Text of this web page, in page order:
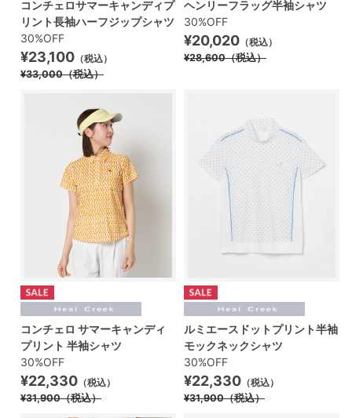
コンチェロサマーキャンディプ
リント長袖ハーフジップシャツ
30%OFF
¥23,100 （税込）
¥33,000（税込）
ヘンリーフラッグ半袖シャツ
30%OFF
¥20,020 （税込）
¥28,600（税込）
コンチェロ サマーキャンディ
プリント 半袖シャツ
30%OFF
¥22,330 （税込）
¥31,900（税込）
ルミエースドットプリント半袖
モックネックシャツ
30%OFF
¥22,330 （税込）
¥31,900（税込）